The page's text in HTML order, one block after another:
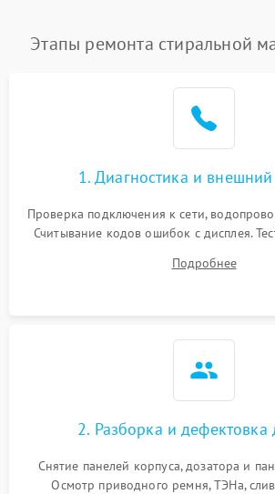
Замена платы управления
Этапы ремонта стиральной
1. Диагностика и
Проверка подключения к сети,
Считывание кодов ошибок с дисплея.
выявления посторонних шумов, протечек
электронного модуля
Подробнее
2. Разборка и дефектовка
Снятие панелей корпуса, дозатора и
Осмотр приводного ремня, ТЭНа,